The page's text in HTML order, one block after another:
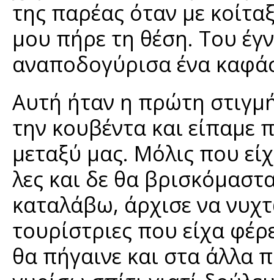
της παρέας όταν με
μου πήρε τη θέση. Του
αναποδογύρισα ένα
Αυτή ήταν η πρώτη
την κουβέντα και είπαμε
μεταξύ μας. Μόλις που
λες και δε θα
καταλάβω, άρχισε να
τουρίστριες που είχα
θα πήγαινε και στα άλλα